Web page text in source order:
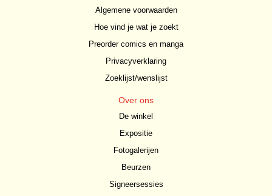
Algemene voorwaarden
Hoe vind je wat je zoekt
Preorder comics en manga
Privacyverklaring
Zoeklijst/wenslijst
Over ons
De winkel
Expositie
Fotogalerijen
Beurzen
Signeersessies